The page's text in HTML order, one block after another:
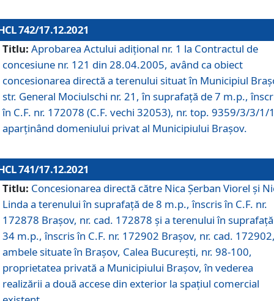
742/17.12.2021
Titlu: Aprobarea Actului adiţional nr. 1 la Contractul de
concesiune nr. 121 din 28.04.2005, având ca obiect
concesionarea directă a terenului situat în Municipiul
str. General Mociulschi nr. 21, în suprafață de 7 m.p.,
în C.F. nr. 172078 (C.F. vechi 32053), nr. top. 9359/3/3/1/
aparținând domeniului privat al Municipiului Brașov.
741/17.12.2021
Titlu: Concesionarea directă către Nica Șerban Viorel și
Linda a terenului în suprafață de 8 m.p., înscris în C.F. nr.
172878 Brașov, nr. cad. 172878 și a terenului în
34 m.p., înscris în C.F. nr. 172902 Brașov, nr. cad.
ambele situate în Brașov, Calea București, nr. 98-100,
proprietatea privată a Municipiului Brașov, în vederea
realizării a două accese din exterior la spațiul comercial